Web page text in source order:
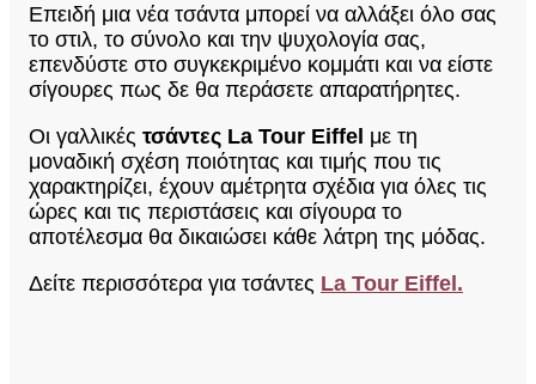
Επειδή μια νέα τσάντα μπορεί να αλλάξει όλο σας
το στιλ, το σύνολο και την ψυχολογία σας,
επενδύστε στο συγκεκριμένο κομμάτι και να είστε
σίγουρες πως δε θα περάσετε απαρατήρητες.
Οι γαλλικές τσάντες La Tour Eiffel με τη
μοναδική σχέση ποιότητας και τιμής που τις
χαρακτηρίζει, έχουν αμέτρητα σχέδια για όλες τις
ώρες και τις περιστάσεις και σίγουρα το
αποτέλεσμα θα δικαιώσει κάθε λάτρη της μόδας.
Δείτε περισσότερα για τσάντες La Tour Eiffel.